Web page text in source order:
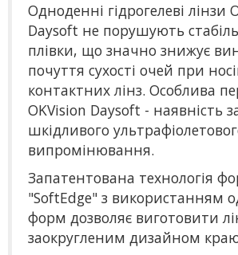
Одноденні гідрогелеві лінзи
Daysoft не порушують
плівки, що значно знижує
почуття сухості очей при
контактних лінз. Особлива
OKVision Daysoft - наявність
шкідливого
випромінювання.
Запатентована технологія
"SoftEdge" з використанням
форм дозволяє виготовити
заокругленим дизайном